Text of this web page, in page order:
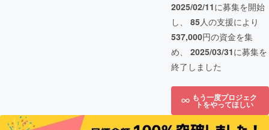
2025/02/11に募集を開始
し、 85人の支援により
537,000円の資金を集
め、 2025/03/31に募集を
終了しました
もう一度プロジェク
トをやってほしい